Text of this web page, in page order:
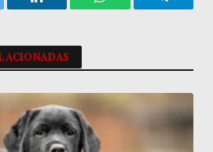
LinkedIn WhatsApp